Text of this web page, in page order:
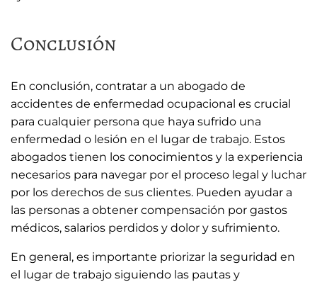
Conclusión
En conclusión, contratar a un abogado de
accidentes de enfermedad ocupacional es crucial
para cualquier persona que haya sufrido una
enfermedad o lesión en el lugar de trabajo. Estos
abogados tienen los conocimientos y la experiencia
necesarios para navegar por el proceso legal y luchar
por los derechos de sus clientes. Pueden ayudar a
las personas a obtener compensación por gastos
médicos, salarios perdidos y dolor y sufrimiento.
En general, es importante priorizar la seguridad en
el lugar de trabajo siguiendo las pautas y